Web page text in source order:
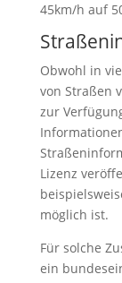
45km/h auf
Obwohl in
von Straßen
zur
Lizenz
möglich ist.
Für solche
ein